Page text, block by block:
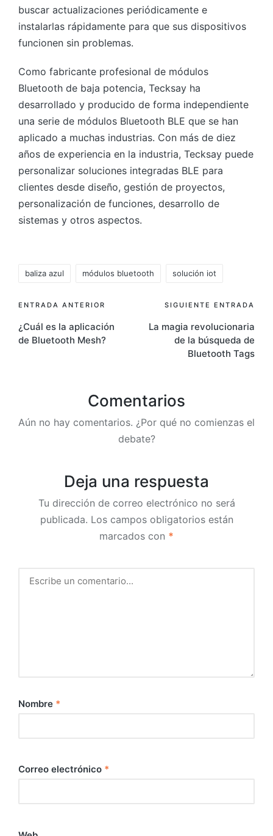
buscar actualizaciones periódicamente e
instalarlas rápidamente para que sus dispositivos
funcionen sin problemas.
Como fabricante profesional de módulos
Bluetooth de baja potencia, Tecksay ha
desarrollado y producido de forma independiente
una serie de módulos Bluetooth BLE que se han
aplicado a muchas industrias. Con más de diez
años de experiencia en la industria, Tecksay puede
personalizar soluciones integradas BLE para
clientes desde diseño, gestión de proyectos,
personalización de funciones, desarrollo de
sistemas y otros aspectos.
baliza azul módulos bluetooth solución iot
Navegación
de
ENTRADA ANTERIOR
¿Cuál es la aplicación
de Bluetooth Mesh?
SIGUIENTE ENTRADA
La magia revolucionaria
de la búsqueda de
Bluetooth Tags
Comentarios
Aún no hay comentarios. ¿Por qué no comienzas el
debate?
Deja una respuesta
Tu dirección de correo electrónico no será
publicada. Los campos obligatorios están
marcados con *
Nombre *
Correo electrónico *